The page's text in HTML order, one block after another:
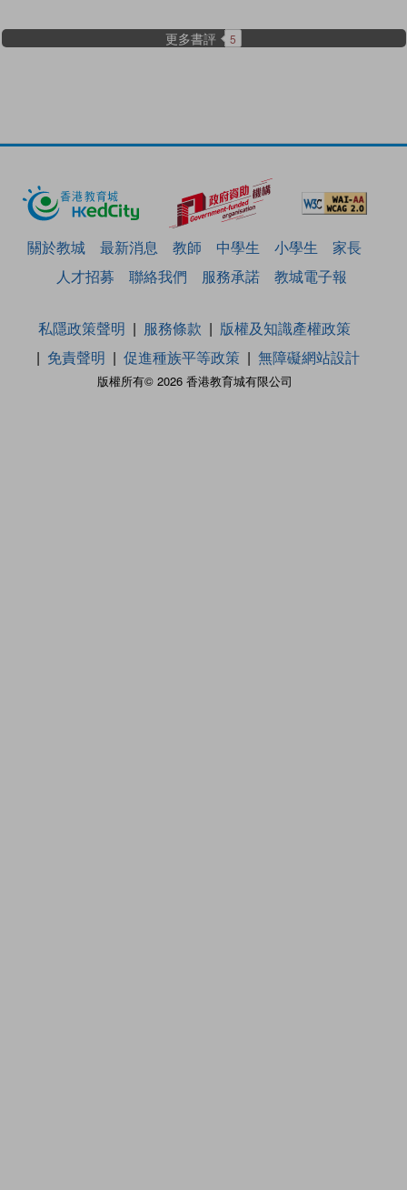
更多書評 5
關於教城 最新消息 教師 中學生 小學生
家長
人才招募
聯絡我們 服務承諾 教城電子報
版權所有© 2026 香港教育城有限公司
私隱政策聲明 服務條款
版權及知識產權政策
免責聲明
促進種族平等政策 無障礙網站設計